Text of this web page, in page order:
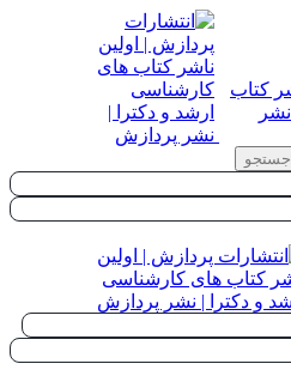
جستجو